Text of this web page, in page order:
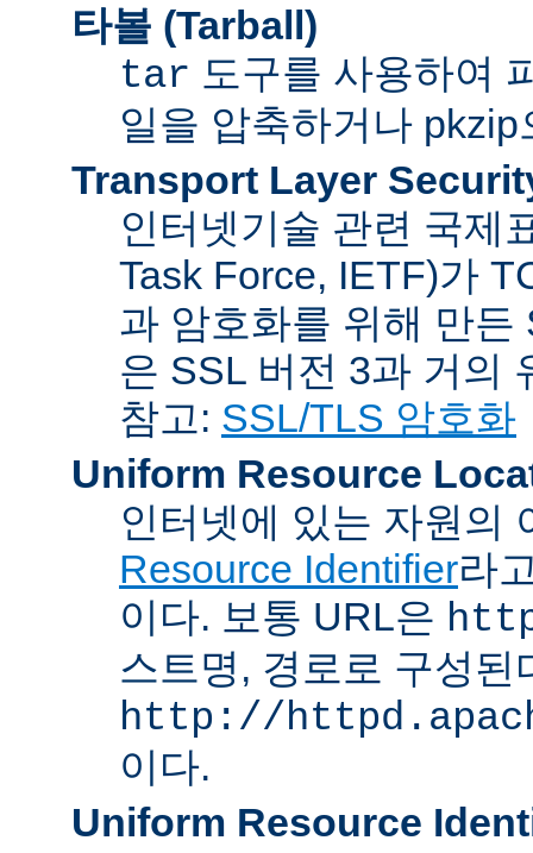
타볼 (Tarball)
tar 도구를 사용하여
일을 압축하거나
Transport Layer
인터넷기술 관련 국제
Task Force, IETF)가
과 암호화를 위해 만
은 SSL 버전 3과 거의
참고: SSL/TLS 암호화
Uniform Resource
인터넷에 있는 자원의
Resource Identifier라
이다. 보통 URL은
스트명, 경로로 구성
http://
이다.
Uniform Resource